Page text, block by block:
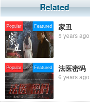
【内容简介】
《刀客》讲述李飞——功夫
些形影不离的飞刀，对他来
能让他体验飞刀进入坏人身
李飞被香港富商陈建明看中
命，却发现陈进才不但是他
哥，陈建明杀死陈进才的目
遗产，李飞知情后迟迟未下
决定保护陈进才揭穿陈建明的
Related
Popular Featured 家丑
5 years ago
Popular Featured 法医密码
6 years ago